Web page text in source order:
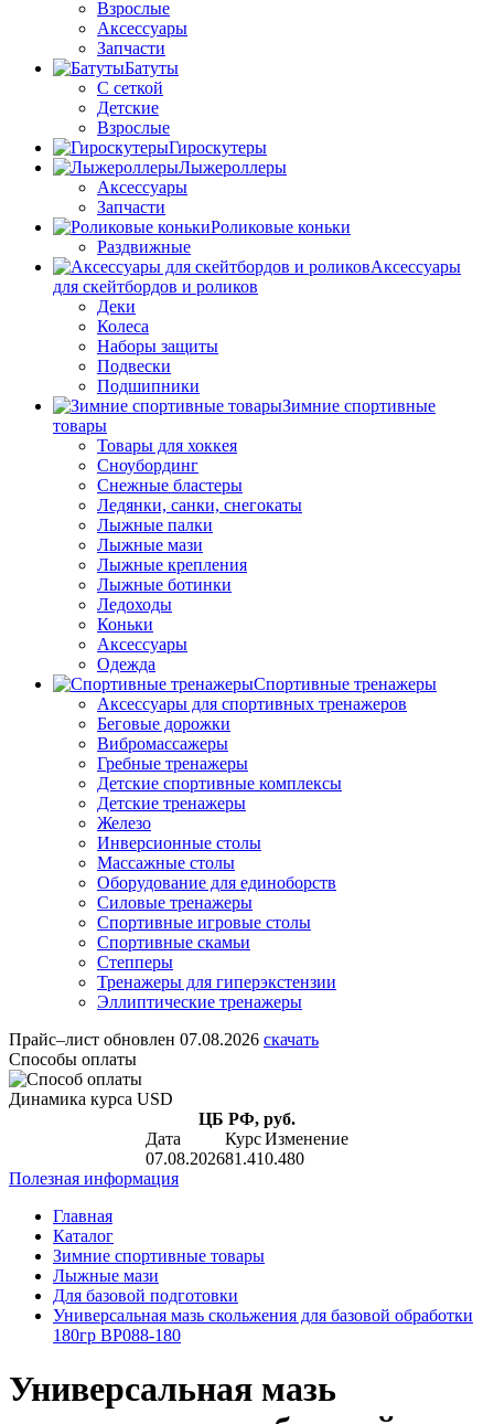
Взрослые
Аксессуары
Запчасти
Батуты
С сеткой
Детские
Взрослые
Гироскутеры
Лыжероллеры
Аксессуары
Запчасти
Роликовые коньки
Раздвижные
Аксессуары
для скейтбордов и роликов
Деки
Колеса
Наборы защиты
Подвески
Подшипники
Зимние спортивные
товары
Товары для хоккея
Сноубординг
Снежные бластеры
Ледянки, санки, снегокаты
Лыжные палки
Лыжные мази
Лыжные крепления
Лыжные ботинки
Ледоходы
Коньки
Аксессуары
Одежда
Спортивные тренажеры
Аксессуары для спортивных тренажеров
Беговые дорожки
Вибромассажеры
Гребные тренажеры
Детские спортивные комплексы
Детские тренажеры
Железо
Инверсионные столы
Массажные столы
Оборудование для единоборств
Силовые тренажеры
Спортивные игровые столы
Спортивные скамьи
Степперы
Тренажеры для гиперэкстензии
Эллиптические тренажеры
Прайс–лист обновлен 07.08.2026 скачать
Способы оплаты
Динамика курса USD
ЦБ РФ, руб.
Дата
КурсИзменение
07.08.202681.410.480
Полезная информация
Главная
Каталог
Зимние спортивные товары
Лыжные мази
Для базовой подготовки
Универсальная мазь скольжения для базовой обработки
180гр BP088-180
Универсальная мазь